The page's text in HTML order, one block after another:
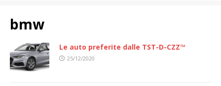
bmw
Le auto preferite dalle TST-D-CZZ™
25/12/2020